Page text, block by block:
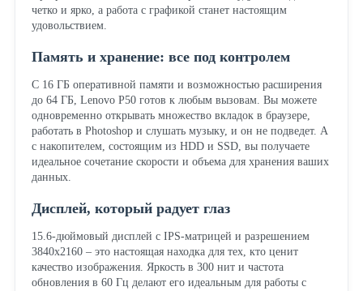
четко и ярко, а работа с графикой станет настоящим
удовольствием.
Память и хранение: все под контролем
С 16 ГБ оперативной памяти и возможностью расширения
до 64 ГБ, Lenovo P50 готов к любым вызовам. Вы можете
одновременно открывать множество вкладок в браузере,
работать в Photoshop и слушать музыку, и он не подведет. А
с накопителем, состоящим из HDD и SSD, вы получаете
идеальное сочетание скорости и объема для хранения ваших
данных.
Дисплей, который радует глаз
15.6-дюймовый дисплей с IPS-матрицей и разрешением
3840x2160 – это настоящая находка для тех, кто ценит
качество изображения. Яркость в 300 нит и частота
обновления в 60 Гц делают его идеальным для работы с